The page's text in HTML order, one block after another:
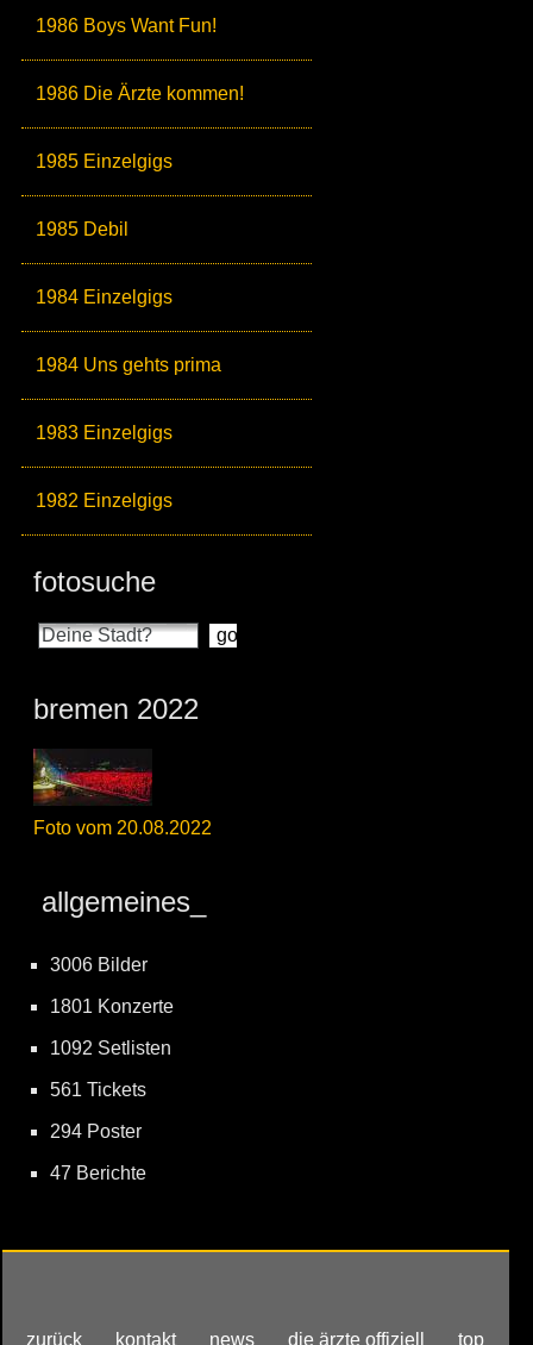
1986 Boys Want Fun!
1986 Die Ärzte kommen!
1985 Einzelgigs
1985 Debil
1984 Einzelgigs
1984 Uns gehts prima
1983 Einzelgigs
1982 Einzelgigs
fotosuche
bremen 2022
Foto vom 20.08.2022
allgemeines_
3006 Bilder
1801 Konzerte
1092 Setlisten
561 Tickets
294 Poster
47 Berichte
zurück kontakt news die ärzte offiziell top